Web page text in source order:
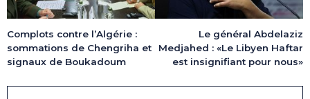
Complots contre l’Algérie :
sommations de Chengriha et
signaux de Boukadoum
Le général Abdelaziz
Medjahed : «Le Libyen Haftar
est insignifiant pour nous»